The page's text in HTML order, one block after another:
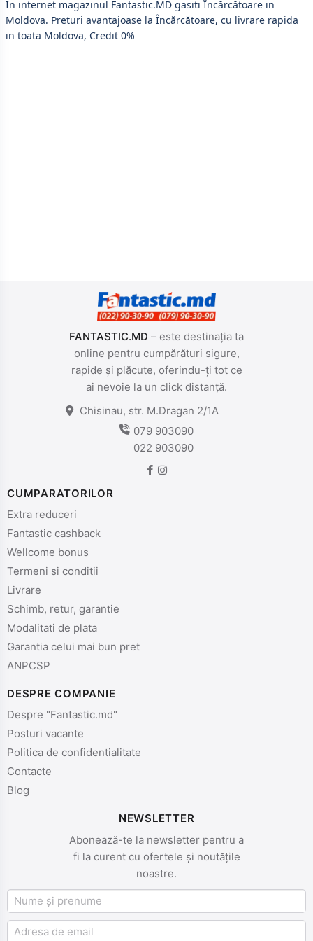
fireproof
material, black
In internet magazinul Fantastic.MD gasiti Încărcătoare in
Moldova. Preturi avantajoase la Încărcătoare, cu livrare rapida
in toata Moldova, Credit 0%
FANTASTIC.MD – este destinația ta
online pentru cumpărături sigure,
rapide și plăcute, oferindu-ți tot ce
ai nevoie la un click distanță.
Chisinau, str. M.Dragan 2/1A
079 903090
022 903090
CUMPARATORILOR
Extra reduceri
Fantastic cashback
Wellcome bonus
Termeni si conditii
Livrare
Schimb, retur, garantie
Modalitati de plata
Garantia celui mai bun pret
ANPCSP
DESPRE COMPANIE
Despre "Fantastic.md"
Posturi vacante
Politica de confidentialitate
Contacte
Blog
NEWSLETTER
Abonează-te la newsletter pentru a
fi la curent cu ofertele și noutățile
noastre.
Nume și prenume
Email